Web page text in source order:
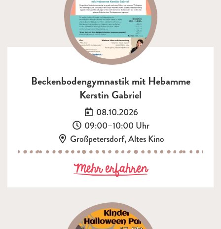
Beckenbodengymnastik mit Hebamme
Kerstin Gabriel
Datum:
08.10.2026
Uhrzeit:
09:00–10:00 Uhr
Ort:
Großpetersdorf, Altes Kino
Mehr erfahrenzu